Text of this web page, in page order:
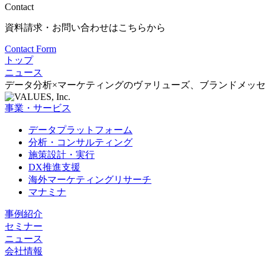
Contact
資料請求・お問い合わせはこちらから
Contact Form
トップ
ニュース
データ分析×マーケティングのヴァリューズ、ブランドメッ
事業・サービス
データプラットフォーム
分析・コンサルティング
施策設計・実行
DX推進支援
海外マーケティングリサーチ
マナミナ
事例紹介
セミナー
ニュース
会社情報